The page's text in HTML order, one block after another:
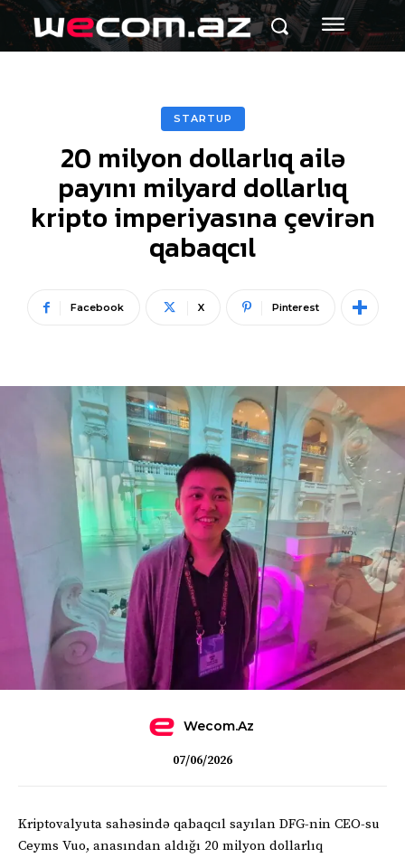
STARTUP
20 milyon dollarlıq ailə
payını milyard dollarlıq
kripto imperiyasına çevirən
qabaqcıl
Facebook X Pinterest
Wecom.az
07/06/2026
Kriptovalyuta sahəsində qabaqcıl sayılan DFG-nin CEO-su
Ceyms Vuo, anasından aldığı 20 milyon dollarlıq